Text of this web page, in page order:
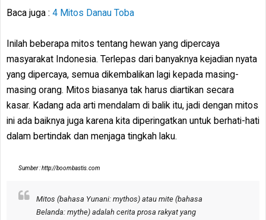
Baca juga : 4 Mitos Danau Toba
Inilah beberapa mitos tentang hewan yang dipercaya
masyarakat Indonesia. Terlepas dari banyaknya kejadian nyata
yang dipercaya, semua dikembalikan lagi kepada masing-
masing orang. Mitos biasanya tak harus diartikan secara
kasar. Kadang ada arti mendalam di balik itu, jadi dengan mitos
ini ada baiknya juga karena kita diperingatkan untuk berhati-hati
dalam bertindak dan menjaga tingkah laku.
Sumber : http://boombastis.com
Mitos (bahasa Yunani: mythos) atau mite (bahasa
Belanda: mythe) adalah cerita prosa rakyat yang